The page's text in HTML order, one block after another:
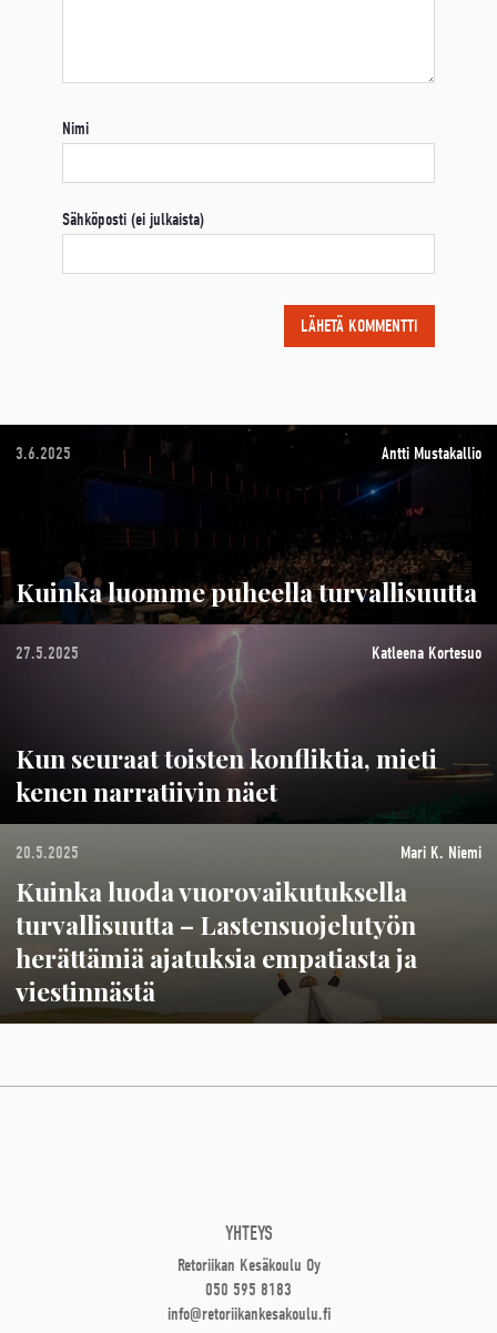
Nimi
Sähköposti (ei julkaista)
3.6.2025 Antti Mustakallio
Kuinka luomme puheella turvallisuutta
27.5.2025 Katleena Kortesuo
Kun seuraat toisten konfliktia, mieti
kenen narratiivin näet
20.5.2025 Mari K. Niemi
Kuinka luoda vuorovaikutuksella
turvallisuutta – Lastensuojelutyön
herättämiä ajatuksia empatiasta ja
viestinnästä
YHTEYS
Retoriikan Kesäkoulu Oy
050 595 8183
info@retoriikankesakoulu.fi